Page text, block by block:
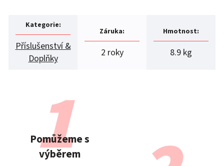
Kategorie:
Příslušenství &
Doplňky
Záruka:
2 roky
Hmotnost:
8.9 kg
Pomůžeme s
výběrem